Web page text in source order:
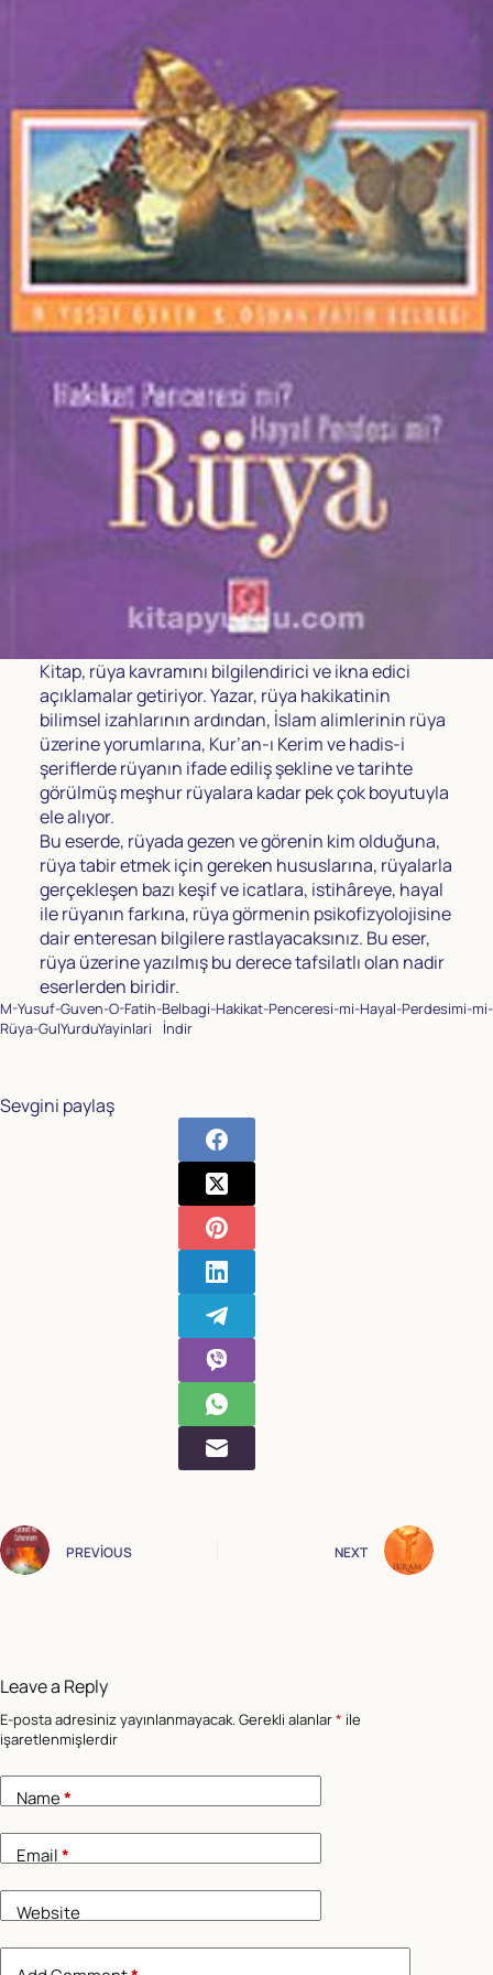
Kitap, rüya kavramını bilgilendirici ve ikna edici
açıklamalar getiriyor. Yazar, rüya hakikatinin
bilimsel izahlarının ardından, İslam alimlerinin rüya
üzerine yorumlarına, Kur’an-ı Kerim ve hadis-i
şeriflerde rüyanın ifade ediliş şekline ve tarihte
görülmüş meşhur rüyalara kadar pek çok boyutuyla
ele alıyor.
Bu eserde, rüyada gezen ve görenin kim olduğuna,
rüya tabir etmek için gereken hususlarına, rüyalarla
gerçekleşen bazı keşif ve icatlara, istihâreye, hayal
ile rüyanın farkına, rüya görmenin psikofizyolojisine
dair enteresan bilgilere rastlayacaksınız. Bu eser,
rüya üzerine yazılmış bu derece tafsilatlı olan nadir
eserlerden biridir.
M-Yusuf-Guven-O-Fatih-Belbagi-Hakikat-Penceresi-mi-Hayal-Perdesimi-mi-
Rüya-GulYurduYayinlari
İndir
Sevgini paylaş
PREVIOUS NEXT
Leave a Reply
E-posta adresiniz yayınlanmayacak.Gerekli alanlar* ile
işaretlenmişlerdir
Name*
Email*
Website